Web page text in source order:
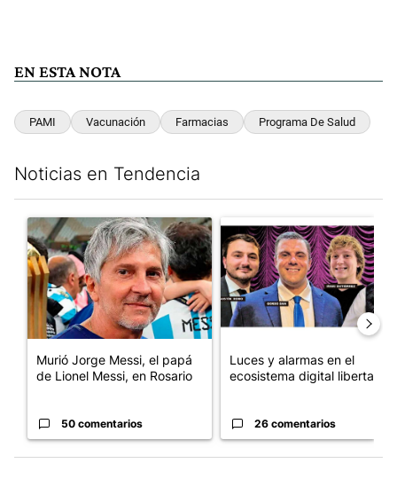
EN ESTA NOTA
PAMI Vacunación Farmacias Programa De Salud
Noticias en Tendencia
Un artículo de tendencia con el título "Murió Jorge Messi, el
Murió Jorge Messi, el papá
de Lionel Messi, en Rosario
50 comentarios
Un artículo de tendencia con
Luces y alarmas en el
ecosistema digital libertario
26 comentarios